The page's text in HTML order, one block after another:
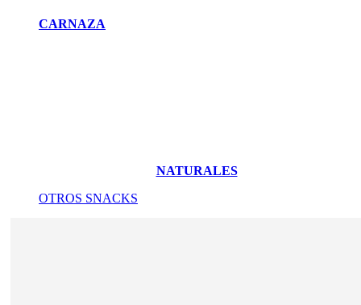
CARNAZA
NATURALES
OTROS SNACKS